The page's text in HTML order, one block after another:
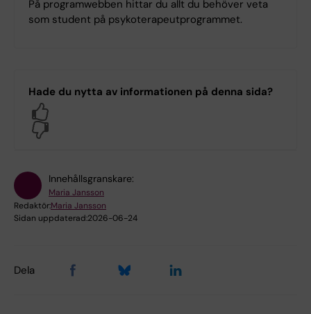
På programwebben hittar du allt du behöver veta
som student på psykoterapeutprogrammet.
Hade du nytta av informationen på denna sida?
Innehållsgranskare:
Maria Jansson
Redaktör:Maria Jansson
Sidan uppdaterad:2026-06-24
Dela